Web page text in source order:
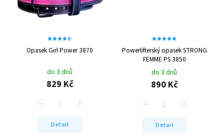
Opasek Girl Power 3870
do 3 dnů
829 Kč
Detail
Powerlifterský opasek STRONG
FEMME PS 3850
do 3 dnů
890 Kč
Detail